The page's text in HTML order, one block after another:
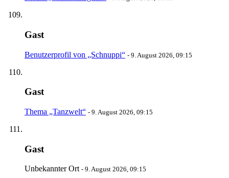
Gast
Benutzerprofil von „Schnuppi“ - 9. August 2026, 09:15
Gast
Thema „Tanzwelt“ - 9. August 2026, 09:15
Gast
Unbekannter Ort - 9. August 2026, 09:15